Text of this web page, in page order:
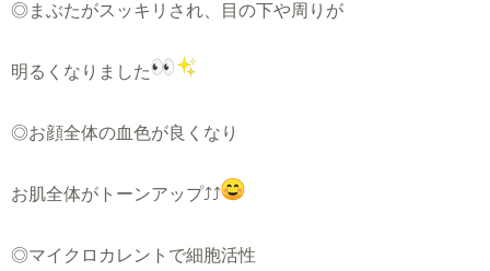
◎まぶたがスッキリされ、目の下や周りが
明るくなりました
◎お顔全体の血色が良くなり
お肌全体がトーンアップ⤴︎⤴︎
◎マイクロカレントで細胞活性